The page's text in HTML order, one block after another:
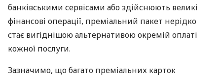
банківськими сервісами або здійснюють великі
фінансові операції, преміальний пакет нерідко
стає вигіднішою альтернативою окремій оплаті
кожної послуги.
Зазначимо, що багато преміальних карток